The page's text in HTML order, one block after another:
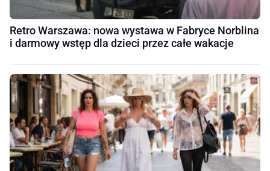
Retro Warszawa: nowa wystawa w Fabryce Norblina
i darmowy wstęp dla dzieci przez całe wakacje